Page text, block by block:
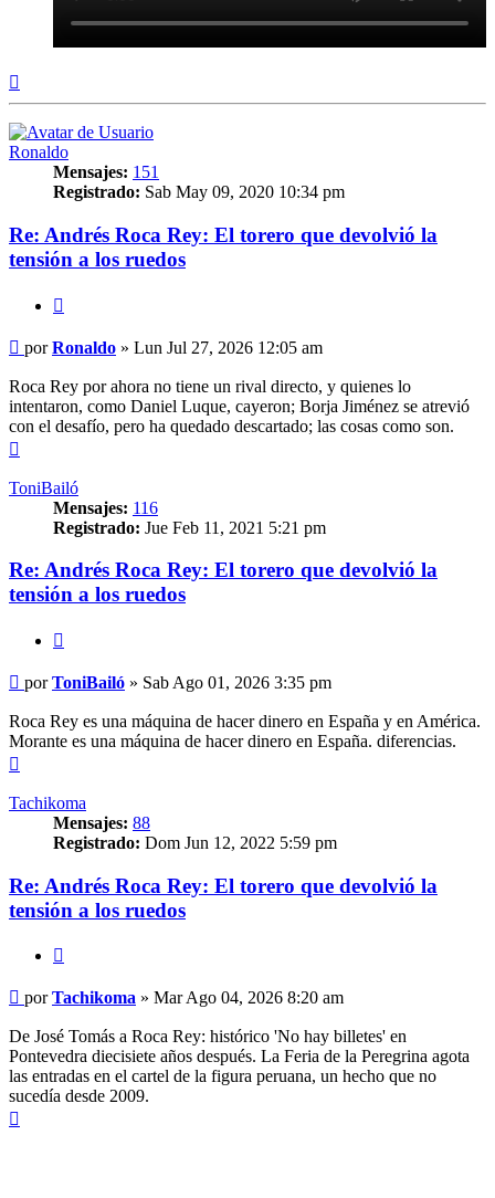
Ronaldo
Mensajes: 151
Registrado: Sab May 09, 2020 10:34 pm
Re: Andrés Roca Rey: El torero que devolvió la
tensión a los ruedos
Mensaje
porRonaldo » Lun Jul 27, 2026 12:05 am
Roca Rey por ahora no tiene un rival directo, y quienes lo
intentaron, como Daniel Luque, cayeron; Borja Jiménez se atrevió
con el desafío, pero ha quedado descartado; las cosas como son.
ToniBailó
Mensajes: 116
Registrado: Jue Feb 11, 2021 5:21 pm
Re: Andrés Roca Rey: El torero que devolvió la
tensión a los ruedos
Mensaje
porToniBailó » Sab Ago 01, 2026 3:35 pm
Roca Rey es una máquina de hacer dinero en España y en América.
Morante es una máquina de hacer dinero en España. diferencias.
Tachikoma
Mensajes: 88
Registrado: Dom Jun 12, 2022 5:59 pm
Re: Andrés Roca Rey: El torero que devolvió la
tensión a los ruedos
Mensaje
porTachikoma » Mar Ago 04, 2026 8:20 am
De José Tomás a Roca Rey: histórico 'No hay billetes' en
Pontevedra diecisiete años después. La Feria de la Peregrina agota
las entradas en el cartel de la figura peruana, un hecho que no
sucedía desde 2009.